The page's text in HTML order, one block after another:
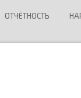
ОТЧЁТНОСТЬ